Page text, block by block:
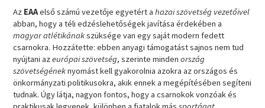
Az EAAelső számú vezetője egyetért ahazai szövetség vezetőivel
abban, hogy a téli edzéslehetőségek javítása érdekében a
magyar atlétikánakszüksége van egy saját modern fedett
csarnokra. Hozzátette: ebben anyagi támogatást sajnos nem tud
nyújtani azeurópai szövetség, szerinte mindenország
szövetségéneknyomást kell gyakorolnia azokra az országos és
önkormányzati politikusokra, akik ennek a megépítésében segíteni
tudnak. Úgy látja, nagyon fontos, hogy a csarnokok vonzóak és